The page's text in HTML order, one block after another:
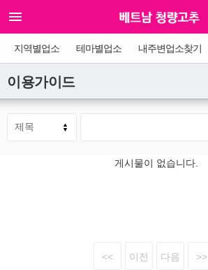
지역별업소 테마별업소 내주변업소찾기
이용가이드
게시물이 없습니다.
<< 이전 다음 >>